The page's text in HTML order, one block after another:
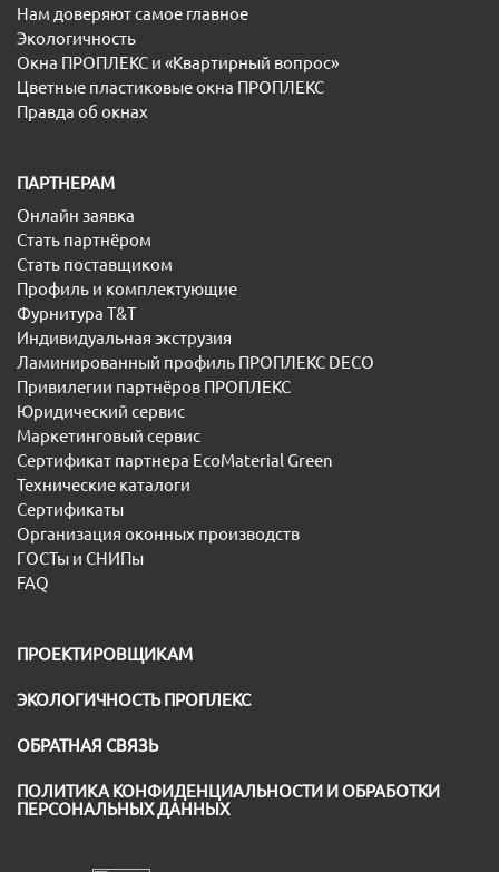
Нам доверяют самое главное
Экологичность
Окна ПРОПЛЕКС и «Квартирный вопрос»
Цветные пластиковые окна ПРОПЛЕКС
Правда об окнах
ПАРТНЕРАМ
Онлайн заявка
Стать партнёром
Стать поставщиком
Профиль и комплектующие
Фурнитура T&T
Индивидуальная экструзия
Ламинированный профиль ПРОПЛЕКС DECO
Привилегии партнёров ПРОПЛЕКС
Юридический сервис
Маркетинговый сервис
Сертификат партнера EcoMaterial Green
Технические каталоги
Сертификаты
Организация оконных производств
ГОСТы и СНИПы
FAQ
ПРОЕКТИРОВЩИКАМ
ЭКОЛОГИЧНОСТЬ ПРОПЛЕКС
ОБРАТНАЯ СВЯЗЬ
ПОЛИТИКА КОНФИДЕНЦИАЛЬНОСТИ И ОБРАБОТКИ
ПЕРСОНАЛЬНЫХ ДАННЫХ